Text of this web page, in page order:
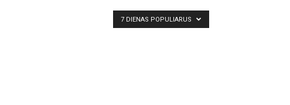
7 DIENAS POPULIARUS